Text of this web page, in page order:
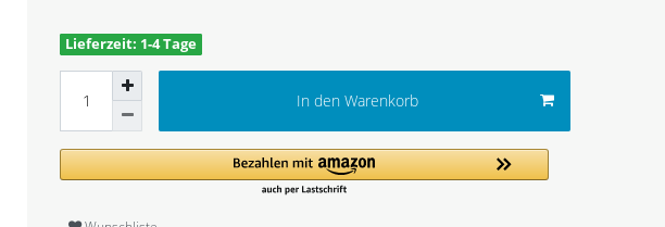
Lieferzeit: 1-4 Tage
In den Warenkorb